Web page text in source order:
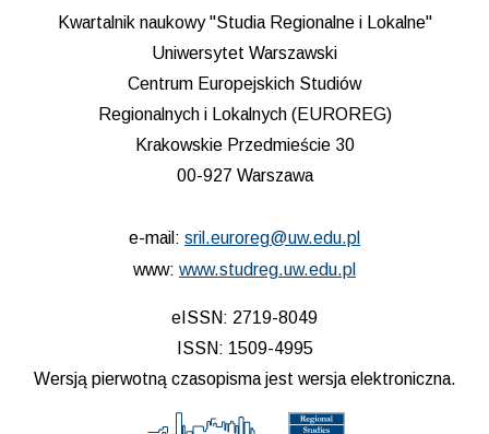
Kwartalnik naukowy "Studia Regionalne i Lokalne"
Uniwersytet Warszawski
Centrum Europejskich Studiów
Regionalnych i Lokalnych (EUROREG)
Krakowskie Przedmieście 30
00-927 Warszawa
e-mail: sril.euroreg@uw.edu.pl
www: www.studreg.uw.edu.pl
eISSN: 2719-8049
ISSN: 1509-4995
Wersją pierwotną czasopisma jest wersja elektroniczna.